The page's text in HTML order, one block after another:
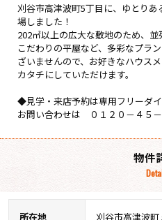
刈谷市高津波町5丁目に、ゆとり
場しました！
202㎡以上の広大な敷地のため、並
こだわりの平屋など、多彩なプラ
ざいませんので、お好きなハウス
カタチにしていただけます。
◆見学・来店予約は専用フリーダ
お問い合わせは ０１２０－４５
物件
所在地 刈谷市高津波町